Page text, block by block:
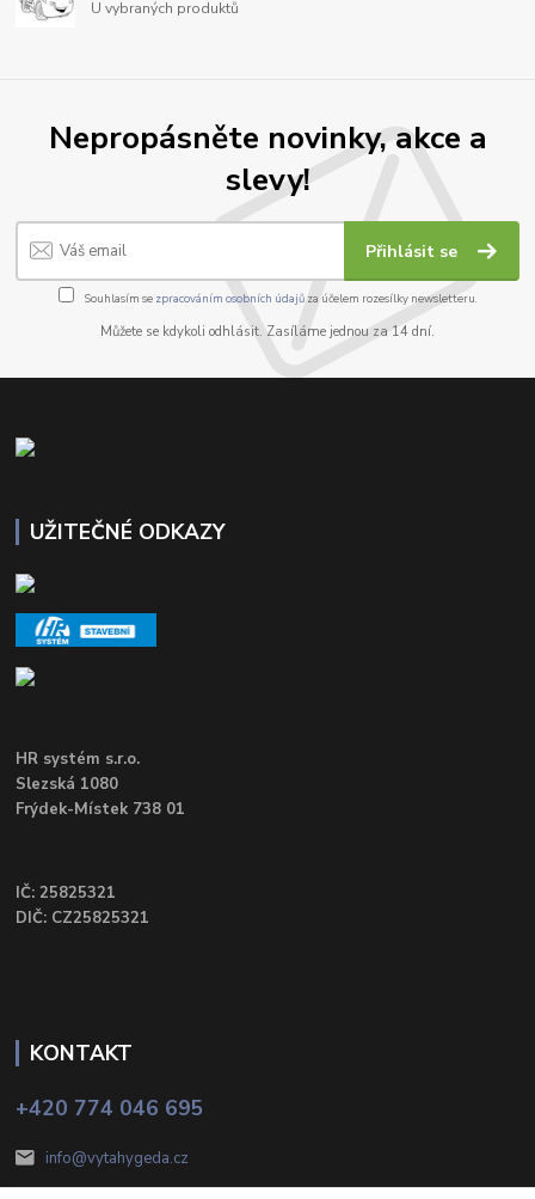
U vybraných produktů
Nepropásněte novinky, akce a
slevy!
Přihlásit se
Souhlasím se zpracováním osobních údajůza účelem rozesílky newsletteru.
Můžete se kdykoli odhlásit. Zasíláme jednou za 14 dní.
UŽITEČNÉ ODKAZY
HR systém s.r.o.
Slezská 1080
Frýdek-Místek 738 01
IČ: 25825321
DIČ: CZ25825321
KONTAKT
+420 774 046 695
info@vytahygeda.cz